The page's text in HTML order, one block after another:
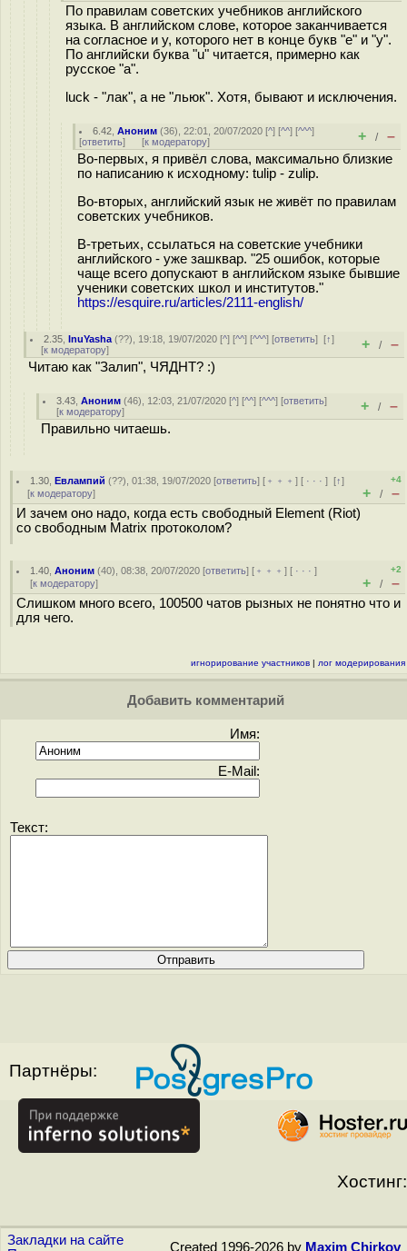
По правилам советских учебников английского
языка. В английском слове, которое заканчивается
на согласное и у, которого нет в конце букв "e" и "y".
По английски буква "u" читается, примерно как
русское "а".
luck - "лак", а не "льюк". Хотя, бывают и исключения.
6.42 ,Аноним (36), 22:01, 20/07/2020 [^] [^^] [^^^]
[ответить] [к модератору] + / –
Во-первых, я привёл слова, максимально близкие
по написанию к исходному: tulip - zulip.
Во-вторых, английский язык не живёт по правилам
советских учебников.
В-третьих, ссылаться на советские учебники
английского - уже зашквар. "25 ошибок, которые
чаще всего допускают в английском языке бывшие
ученики советских школ и институтов."
https://esquire.ru/articles/2111-english/
2.35 ,InuYasha (??), 19:18, 19/07/2020 [^] [^^] [^^^] [ответить][↑]
[к модератору] + / –
Читаю как "Залип", ЧЯДНТ? :)
3.43 ,Аноним (46), 12:03, 21/07/2020 [^] [^^] [^^^] [ответить]
[к модератору] + / –
Правильно читаешь.
1.30 ,Евлампий (??), 01:38, 19/07/2020 [ответить] [ ﹢﹢﹢] [ · · ·][↑]
[к модератору]
+4
+ / –
И зачем оно надо, когда есть свободный Element (Riot)
со свободным Matrix протоколом?
1.40 ,Аноним (40), 08:38, 20/07/2020 [ответить] [ ﹢﹢﹢] [ · · ·]
[к модератору]
+2
+ / –
Слишком много всего, 100500 чатов рызных не понятно что и
для чего.
игнорирование участников | лог модерирования
Добавить комментарий
Имя:
E-Mail:
Текст:
Партнёры:
Хостинг:
Закладки на сайте
Created 1996-2026 by Maxim Chirkov